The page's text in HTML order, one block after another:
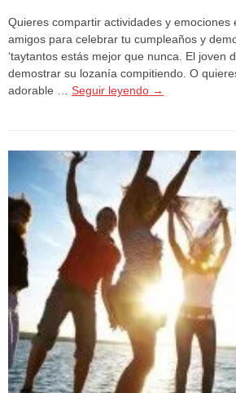
Quieres compartir actividades y emociones
amigos para celebrar tu cumpleaños y
‘taytantos estás mejor que nunca. El joven
demostrar su lozanía compitiendo. O
adorable … Seguir leyendo →